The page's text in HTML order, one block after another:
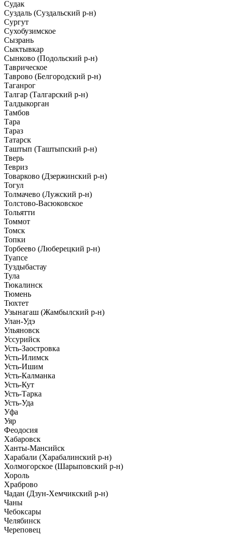
Судак
Суздаль (Суздальский р-н)
Сургут
Сухобузимское
Сызрань
Сыктывкар
Сынково (Подольский р-н)
Таврическое
Таврово (Белгородский р-н)
Таганрог
Талгар (Талгарский р-н)
Талдыкорган
Тамбов
Тара
Тараз
Татарск
Таштып (Таштыпский р-н)
Тверь
Тевриз
Товарково (Дзержинский р-н)
Тогул
Толмачево (Лужский р-н)
Толстово-Васюковское
Тольятти
Томмот
Томск
Топки
Торбеево (Люберецкий р-н)
Туапсе
Туздыбастау
Тула
Тюкалинск
Тюмень
Тюхтет
Узынагаш (Жамбылский р-н)
Улан-Удэ
Ульяновск
Уссурийск
Усть-Заостровка
Усть-Илимск
Усть-Ишим
Усть-Калманка
Усть-Кут
Усть-Тарка
Усть-Уда
Уфа
Уяр
Феодосия
Хабаровск
Ханты-Мансийск
Харабали (Харабалинский р-н)
Холмогорское (Шарыповский р-н)
Хороль
Храброво
Чадан (Дзун-Хемчикский р-н)
Чаны
Чебоксары
Челябинск
Череповец